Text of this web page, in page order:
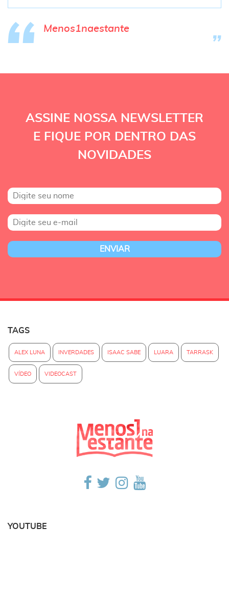
Menos1naestante
ASSINE NOSSA NEWSLETTER
E FIQUE POR DENTRO DAS
NOVIDADES
TAGS
ALEX LUNA INVERDADES ISAAC SABE LUARA TARRASK
VÍDEO VIDEOCAST
YOUTUBE